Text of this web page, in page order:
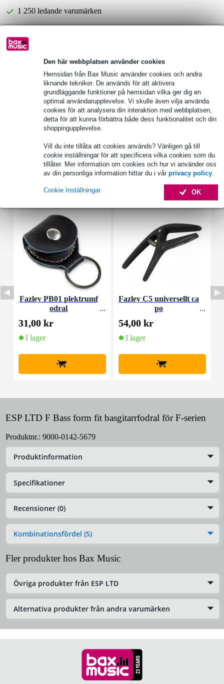
Den här webbplatsen använder cookies
Hemsidan från Bax Music använder cookies och andra
liknande tekniker. De används för att aktivera
grundläggande funktioner på hemsidan vilka ger dig en
optimal användarupplevelse. Vi skulle även vilja använda
cookies för att analysera din interaktion med webbplatsen,
detta för att kunna förbättra både dess funktionalitet och din
shoppingupplevelse.
Vill du inte tillåta att cookies används? Vänligen gå till
cookie inställningar för att specificera vilka cookies som du
tillåter. Mer information om cookies och hur vi använder oss
av din personliga information hittar du i vår privacy policy.
OK
Cookie Inställningar
1 250 ledande varumärken
Produktinformation
ESP LTD basgitarrfodral
modell: CFBASSFF
Fullständiga specifikationer
Tillbehör (6)
Fazley PB01 plektrumf
odral
31,00 kr
I lager
+
Fazley C5 universellt ca
po
54,00 kr
I lager
+
ESP LTD F Bass form fit basgitarrfodral för F-serien
Produktnr.: 9000-0142-5679
Produktinformation
Specifikationer
Recensioner (0)
Kombinationsfördel (5)
Fler produkter hos Bax Music
Övriga produkter från ESP LTD
Alternativa produkter från andra varumärken